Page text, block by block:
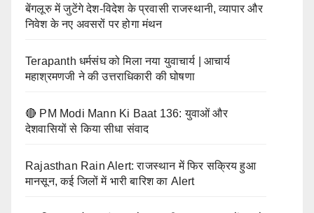
बेंगलूरु में जुटेंगे देश-विदेश के प्रवासी राजस्थानी, व्यापार और
निवेश के नए अवसरों पर होगा मंथन
Terapanth धर्मसंघ को मिला नया युवाचार्य | आचार्य
महाश्रमणजी ने की उत्तराधिकारी की घोषणा
🔴 PM Modi Mann Ki Baat 136: युवाओं और
देशवासियों से किया सीधा संवाद
Rajasthan Rain Alert: राजस्थान में फिर सक्रिय हुआ
मानसून, कई जिलों में भारी बारिश का Alert